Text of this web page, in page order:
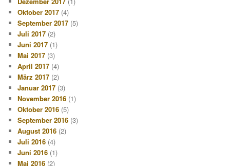
Oktober 2017 (4)
September 2017 (5)
Juli 2017 (2)
Juni 2017 (1)
Mai 2017 (3)
April 2017 (4)
März 2017 (2)
Januar 2017 (3)
November 2016 (1)
Oktober 2016 (5)
September 2016 (3)
August 2016 (2)
Juli 2016 (4)
Juni 2016 (1)
Mai 2016 (2)